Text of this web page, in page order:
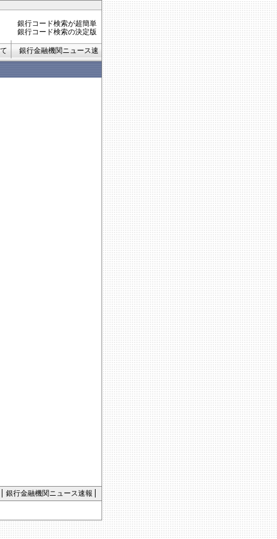
銀行コード検索が超簡単
銀行コード検索の決定版
銀行金融機関ニュース速
銀行金融機関ニュース速報